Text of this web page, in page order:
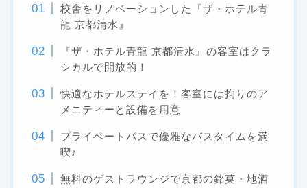
校舎をリノベーションした『ザ・ホテル青
龍 京都清水』
『ザ・ホテル青龍 京都清水』の客室はクラ
シカルで開放的！
快適なホテルステイを！客室には拘りのア
メニティーと設備を用意
プライベートバスで優雅なバスタイムを満
喫♪
無料のゲストラウンジで京都の銘菓・地酒